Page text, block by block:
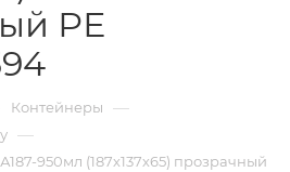
РЕ
Контейнеры —
—
950мл (187х137х65) прозрачный